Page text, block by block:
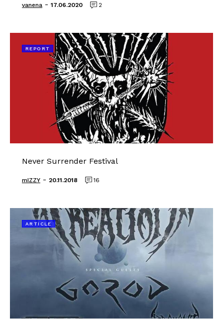
vanena - 17.06.2020 2
REPORT
Never Surrender Festival
mIZZY - 20.11.2018 16
ARTICLE